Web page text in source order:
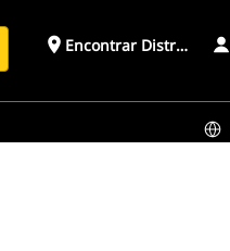
place Encontrar Distribuidor